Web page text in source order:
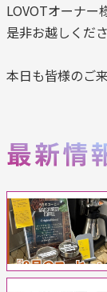
LOVOTオーナー
是非お越しくだ
本日も皆様のご